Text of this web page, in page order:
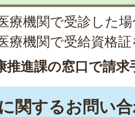
療機関で受診した
療機関で受給資格
推進課の窓口で請
関するお問い